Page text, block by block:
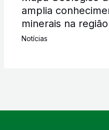
amplia
minerais na região
Notícias